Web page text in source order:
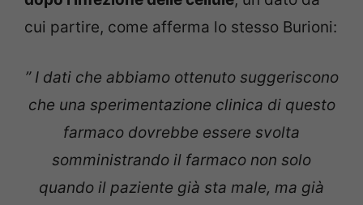
cui partire, come afferma lo stesso Burioni:
” I dati che abbiamo ottenuto suggeriscono
che una sperimentazione clinica di questo
farmaco dovrebbe essere svolta
somministrando il farmaco non solo
quando il paziente già sta male, ma già